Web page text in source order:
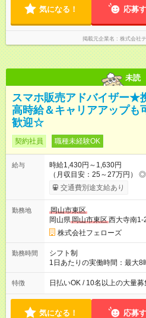
気になる！ 応募
掲載元企業名 株式会社
未読
スマホ販売アドバイザー★
高時給＆キャリアアップも
歓迎☆
契約社員 職種未経験OK
給与
時給1,430円～1,630円
（月収目安：25～27万円） ◎安定した給与で安心！ 長期・フル
タイムで勤務いただける方に
す。シフトが削られることは
たいという人もいると思いま
ので、お気軽にご相談ください！ ※2ヶ月の試用期間が
す。その間の給与・待遇に変更はありま
用期間あり 試用期間の長さ
と同じです。
交通費別途支給あり
勤務地
岡山市東区
岡山県岡山市東区西大寺南1-
株式会社フェローズ
勤務時間
シフト制
1日あたりの実働時間：最大8
(1) 10:00～19:00 (2) 11:00
いずれも実働8時間・休憩1時
たい」などあれば相談に応じ
特徴 日払いOK / 10名以上の大量募
気になる！ 応募